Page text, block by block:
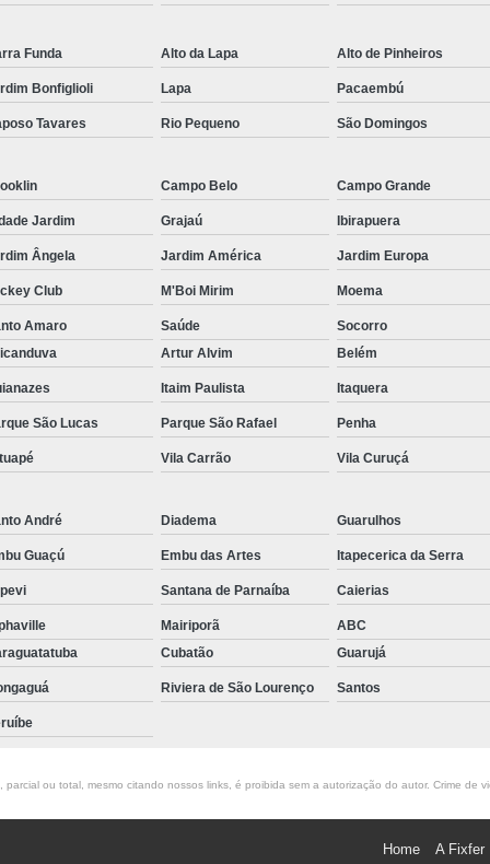
Funda Alto da Lapa Alto de Pinheiros
Bonfiglioli Lapa Pacaembú
Tavares Rio Pequeno São Domingos
Campo Belo Campo Grande
Jardim Grajaú Ibirapuera
Ângela Jardim América Jardim Europa
Club M'Boi Mirim Moema
Amaro Saúde Socorro
Artur Alvim Belém
Itaim Paulista Itaquera
São Lucas Parque São Rafael Penha
Vila Carrão Vila Curuçá
André Diadema Guarulhos
Guaçú Embu das Artes Itapecerica da Serra
Santana de Parnaíba Caierias
Mairiporã ABC
Cubatão Guarujá
Riviera de São Lourenço Santos
ou total, mesmo citando nossos links, é proibida sem a autorização do autor. Crime de
Home A Fixfer